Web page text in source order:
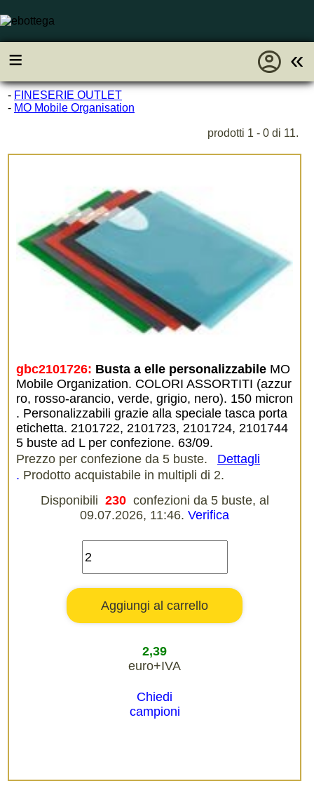
≡ «
account_circle
- FINESERIE OUTLET
- MO Mobile Organisation
prodotti 1 - 0 di 11.
gbc2101726: Busta a elle personalizzabile MO
Mobile Organization. COLORI ASSORTITI (azzur
ro, rosso-arancio, verde, grigio, nero). 150 micron
. Personalizzabili grazie alla speciale tasca porta
etichetta. 2101722, 2101723, 2101724, 2101744
5 buste ad L per confezione. 63/09.
Prezzo per confezione da 5 buste.
Dettagli
. Prodotto acquistabile in multipli di 2.
Disponibili 230 confezioni da 5 buste, al
09.07.2026, 11:46. Verifica
2,39
euro+IVA
Chiedi
campioni